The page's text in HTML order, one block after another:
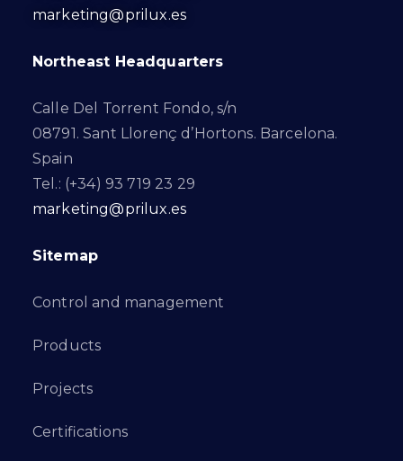
marketing@prilux.es
Northeast Headquarters
Calle Del Torrent Fondo, s/n
08791. Sant Llorenç d’Hortons. Barcelona.
Spain
Tel.: (+34) 93 719 23 29
marketing@prilux.es
Sitemap
Control and management
Products
Projects
Certifications